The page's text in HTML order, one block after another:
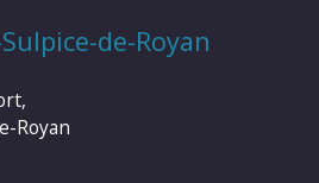
de-Royan
Royan